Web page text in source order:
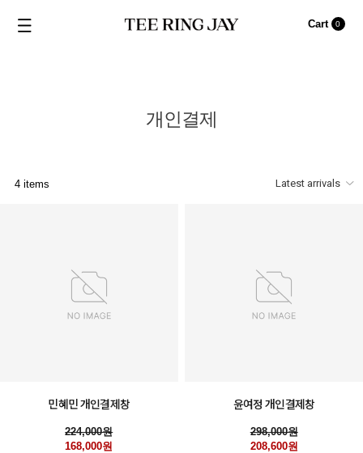
Cart 0
개인결제
4 items
민혜민 개인결제창
224,000원
168,000원
윤여정 개인결제창
298,000원
208,600원